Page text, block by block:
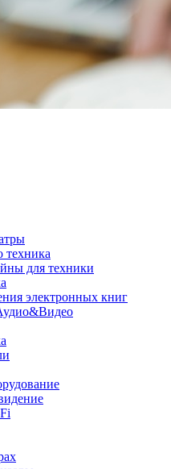
техника
для техники
электронных книг